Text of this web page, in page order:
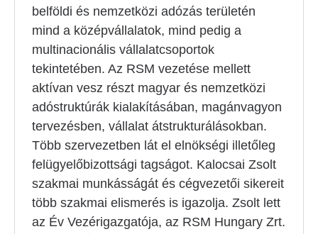
belföldi és nemzetközi adózás területén
mind a középvállalatok, mind pedig a
multinacionális vállalatcsoportok
tekintetében. Az RSM vezetése mellett
aktívan vesz részt magyar és nemzetközi
adóstruktúrák kialakításában, magánvagyon
tervezésben, vállalat átstrukturálásokban.
Több szervezetben lát el elnökségi illetőleg
felügyelőbizottsági tagságot. Kalocsai Zsolt
szakmai munkásságát és cégvezetői sikereit
több szakmai elismerés is igazolja. Zsolt lett
az Év Vezérigazgatója, az RSM Hungary Zrt.